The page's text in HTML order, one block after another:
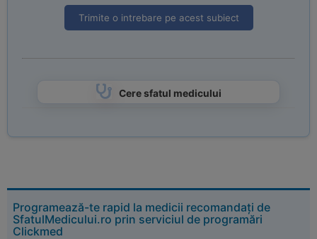
Trimite o intrebare pe acest subiect
Cere sfatul medicului
Programează-te rapid la medicii recomandați de
SfatulMedicului.ro prin serviciul de programări
Clickmed